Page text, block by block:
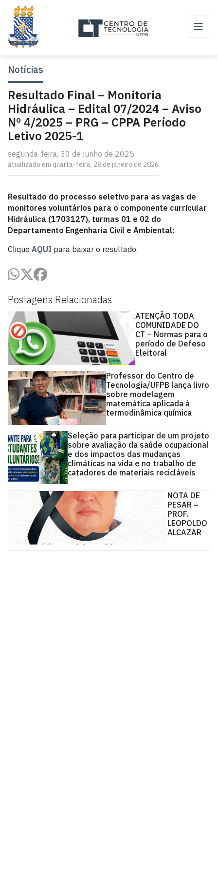
Postagens Relacionadas
ATENÇÃO TODA
COMUNIDADE DO
CT – Normas para o
período de Defeso
Eleitoral
Professor do Centro de
Tecnologia/UFPB lança livro
sobre modelagem
matemática aplicada à
termodinâmica química
Seleção para participar de um projeto
sobre avaliação da saúde ocupacional
e dos impactos das mudanças
climáticas na vida e no trabalho de
catadores de materiais recicláveis
NOTA DE
PESAR –
PROF.
LEOPOLDO
ALCAZAR
Notícias
Resultado Final – Monitoria
Hidráulica – Edital 07/2024 – Aviso
Nº 4/2025 – PRG – CPPA Período
Letivo 2025-1
segunda-feira, 30 de junho de 2025
atualizado em quarta-feira, 28 de janeiro de 2026
Resultado do processo seletivo para as vagas de
monitores voluntários para o componente curricular
Hidráulica (1703127), turmas 01 e 02 do
Departamento Engenharia Civil e Ambiental:
Clique AQUI para baixar o resultado.